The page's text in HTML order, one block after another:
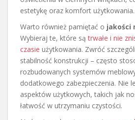
estetykę oraz komfort użytkowania.
Warto również pamiętać o jakości
Wybieraj te, które sątrwałe i nie
czasie użytkowania. Zwróć
stabilność konstrukcji – często
rozbudowanych systemów
dodatkowego zabezpieczenia. Nie
aspektów użytkowych, takich jak
łatwość w utrzymaniu czystości.